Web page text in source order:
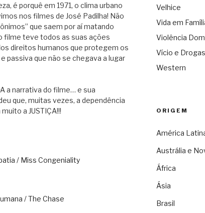
é porquê em 1971, o clima urbano
nos filmes de José Padilha! Não
que saem por aí matando
filme teve todos as suas ações
direitos humanos que protegem os
passiva que não se chegava a lugar
a narrativa do filme… e sua
que, muitas vezes, a dependência
a JUSTIÇA!!!
/ Miss Congeniality
/ The Chase
Velhice
Vida em
Violência
Vício e Drogas
Western
ORIGEM
América
Austrália e
África
Ásia
Brasil